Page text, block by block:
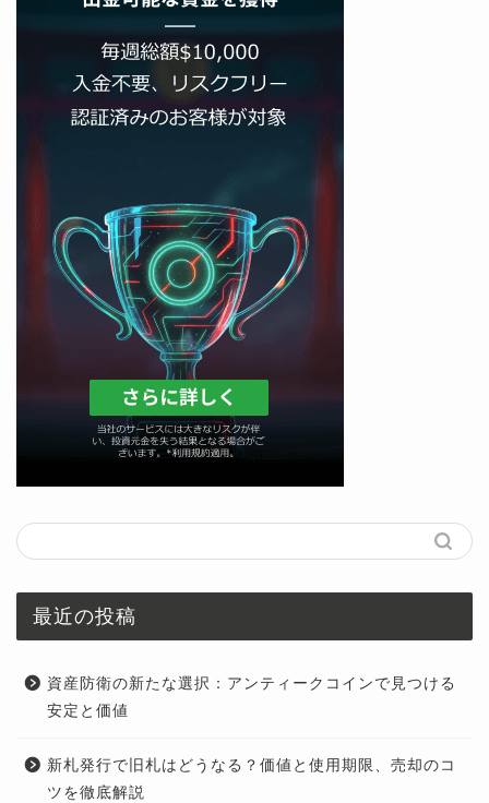
最近の投稿
資産防衛の新たな選択：アンティークコインで見つける
安定と価値
新札発行で旧札はどうなる？価値と使用期限、売却のコ
ツを徹底解説